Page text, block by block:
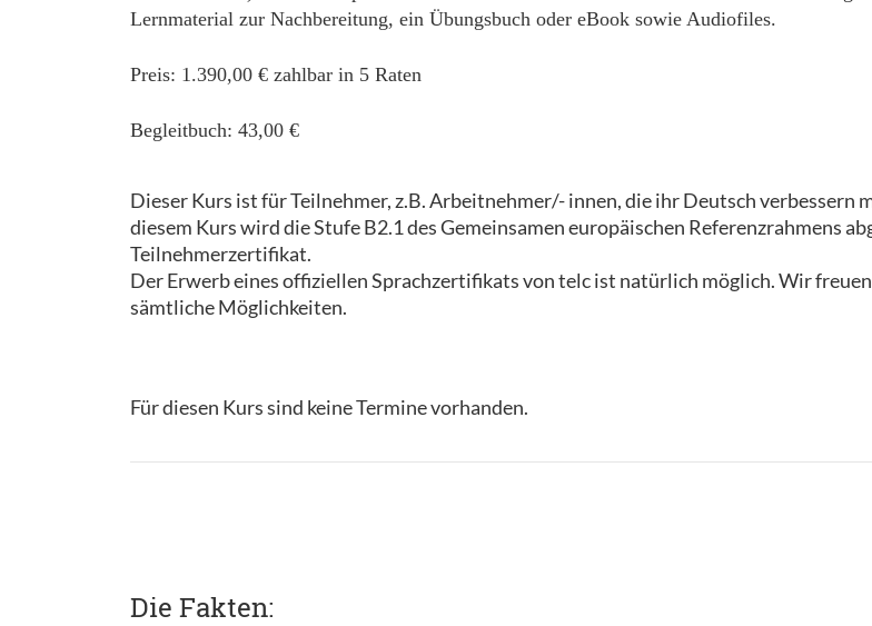
Lernmaterial zur Nachbereitung, ein Übungsbuch oder eBook sowie Audiofiles.
Preis: 1.390,00 € zahlbar in 5 Raten
Begleitbuch: 43,00 €
Dieser Kurs ist für Teilnehmer, z.B. Arbeitnehmer/- innen, die ihr Deutsch verbessern
diesem Kurs wird die Stufe B2.1 des Gemeinsamen europäischen Referenzrahmens
Teilnehmerzertifikat.
Der Erwerb eines offiziellen Sprachzertifikats von telc ist natürlich möglich. Wir
sämtliche Möglichkeiten.
Für diesen Kurs sind keine Termine vorhanden.
Die Fakten: